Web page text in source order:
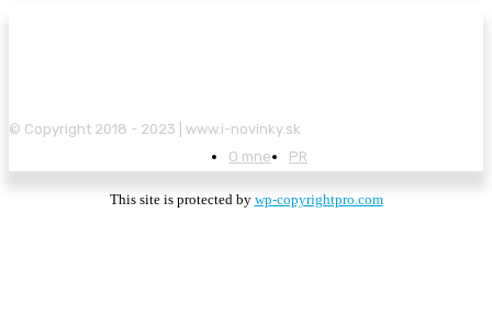
© Copyright 2018 - 2023 | www.i-novinky.sk
O mne
PR
This site is protected by wp-copyrightpro.com